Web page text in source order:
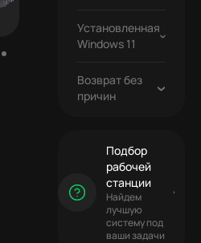
Бесплатно
Установленная
Windows 11
Возврат без
причин
Подбор
рабочей
станции
Найдем
лучшую
систему под
ваши задачи